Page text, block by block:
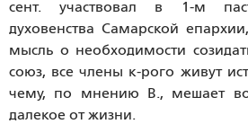
сент. участвовал в 1-м
духовенства Самарской
мысль о необходимости
союз, все члены к-рого живут
чему, по мнению В., мешает
далекое от жизни.